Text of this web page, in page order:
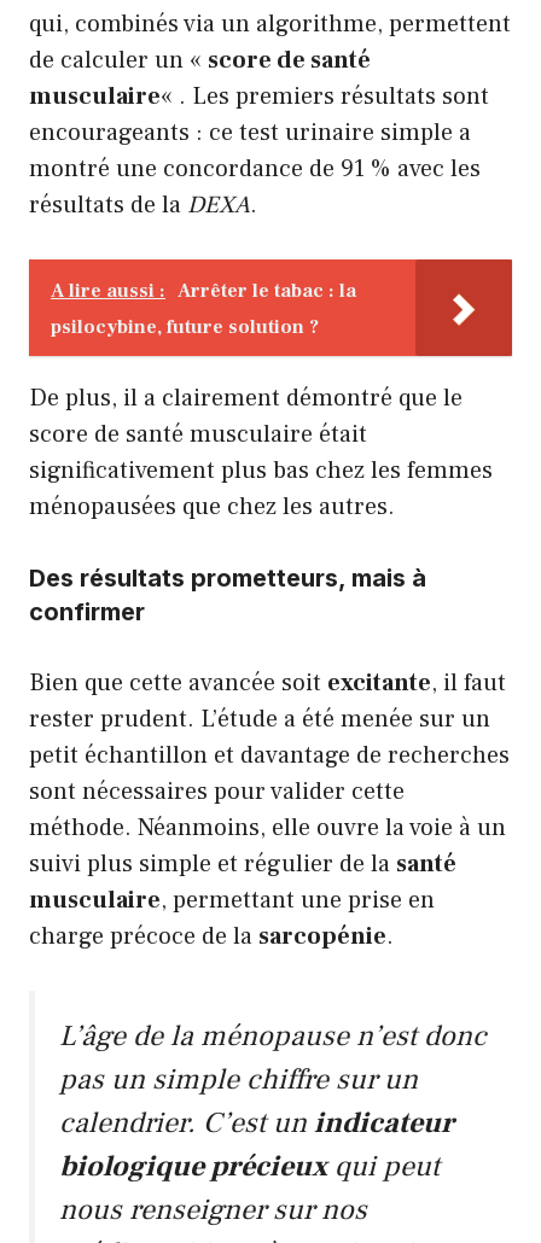
qui, combinés via un algorithme, permettent
de calculer un « score de santé
musculaire« . Les premiers résultats sont
encourageants : ce test urinaire simple a
montré une concordance de 91 % avec les
résultats de la DEXA.
A lire aussi : Arrêter le tabac : la
psilocybine, future solution ?
De plus, il a clairement démontré que le
score de santé musculaire était
significativement plus bas chez les femmes
ménopausées que chez les autres.
Des résultats prometteurs, mais à
confirmer
Bien que cette avancée soit excitante, il faut
rester prudent. L’étude a été menée sur un
petit échantillon et davantage de recherches
sont nécessaires pour valider cette
méthode. Néanmoins, elle ouvre la voie à un
suivi plus simple et régulier de la santé
musculaire, permettant une prise en
charge précoce de la sarcopénie.
L’âge de la ménopause n’est donc
pas un simple chiffre sur un
calendrier. C’est unindicateur
biologique précieuxqui peut
nous renseigner sur nos